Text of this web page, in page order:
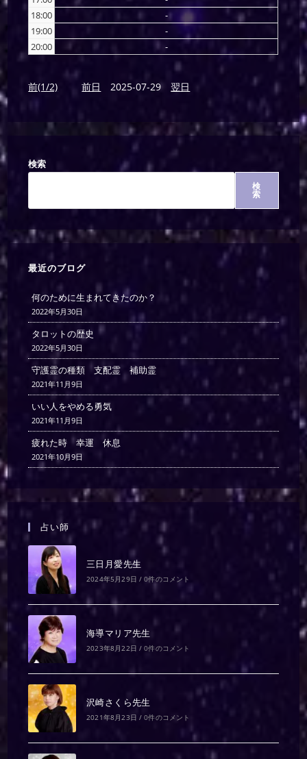
18:00
-
19:00
-
20:00
-
前(1/2) 前日 2025-07-29 翌日
検索
検
索
最近のブログ
何のために生まれてきたのか？
2022年5月30日
タロットの歴史
2022年5月30日
守護霊の種類 支配霊 補助霊
2021年11月9日
いい人をやめる勇気
2021年11月9日
疲れた時 幸運 休息
2021年10月9日
占い師
三日月愛先生
2024年5月29日 / 0件のコメント
海導マリア先生
2023年8月22日 / 0件のコメント
沢崎さくら先生
2021年8月23日 / 0件のコメント